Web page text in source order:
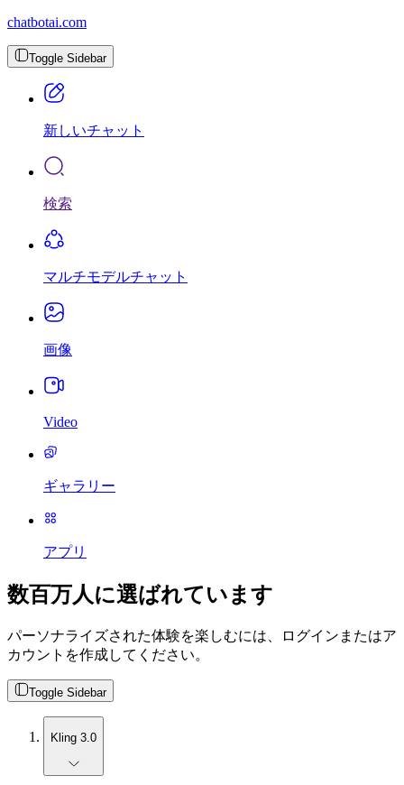
chatbotai.com
Toggle Sidebar
新しいチャット
検索
マルチモデルチャット
画像
Video
ギャラリー
アプリ
数百万人に選ばれています
パーソナライズされた体験を楽しむには、ログインまたはア
カウントを作成してください。
Toggle Sidebar
Kling 3.0